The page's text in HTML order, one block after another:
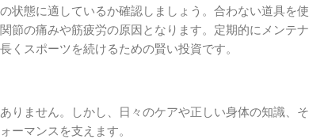
状態に適しているか確認しましょう。合わない道具を使
節の痛みや筋疲労の原因となります。定期的にメンテナ
くスポーツを続けるための賢い投資です。
りません。しかし、日々のケアや正しい身体の知識、そ
ーマンスを支えます。